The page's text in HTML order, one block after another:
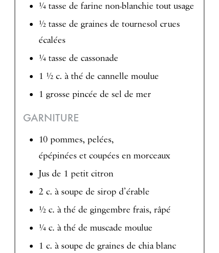
¼ tasse de farine non-blanchie tout usage
½ tasse de graines de tournesol crues
écalées
¼ tasse de cassonade
1 ½ c. à thé de cannelle moulue
1 grosse pincée de sel de mer
GARNITURE
10 pommes, pelées,
épépinées et coupées en morceaux
Jus de 1 petit citron
2 c. à soupe de sirop d’érable
½ c. à thé de gingembre frais, râpé
¼ c. à thé de muscade moulue
1 c. à soupe de graines de chia blanc